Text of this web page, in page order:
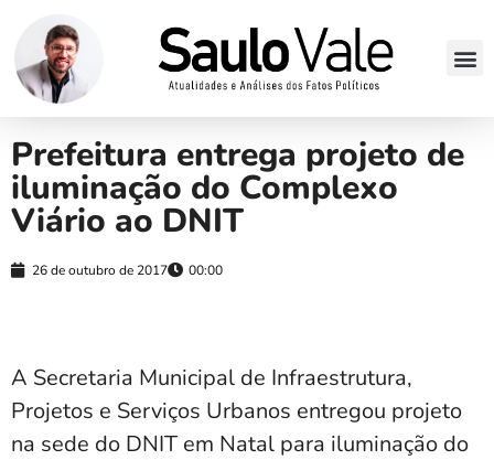
Prefeitura entrega projeto de
iluminação do Complexo
Viário ao DNIT
26 de outubro de 2017 00:00
A Secretaria Municipal de Infraestrutura,
Projetos e Serviços Urbanos entregou projeto
na sede do DNIT em Natal para iluminação do